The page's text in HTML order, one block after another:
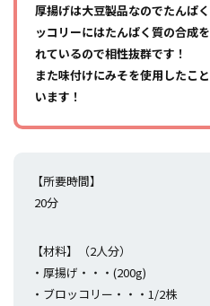
厚揚げは大豆製品なのでたんぱ
ッコリーにはたんぱく質の合成
れているので相性抜群です！
また味付けにみそを使用したこ
います！
【所要時間】
20分
【材料】（2人分）
・厚揚げ・・・(200g)
・ブロッコリー・・・1/2株